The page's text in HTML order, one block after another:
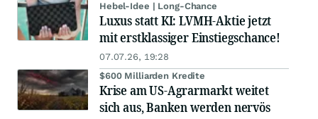
Hebel-Idee | Long-Chance
Luxus statt KI: LVMH-Aktie jetzt
mit erstklassiger Einstiegschance!
07.07.26, 19:28
$600 Milliarden Kredite
Krise am US-Agrarmarkt weitet
sich aus, Banken werden nervös